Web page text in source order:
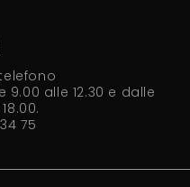
alle 12.30 e dalle
75